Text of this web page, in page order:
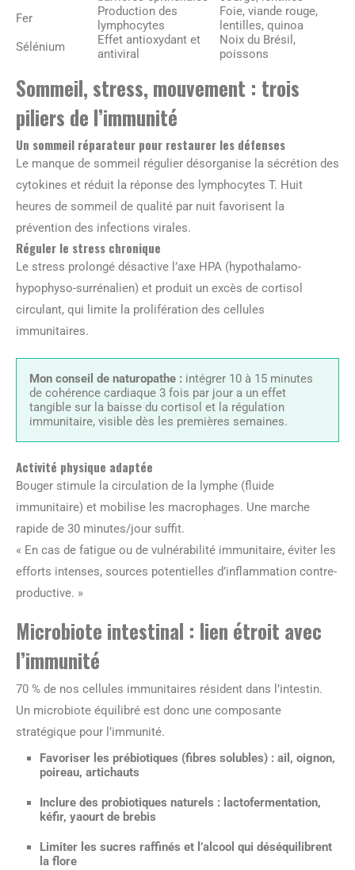
Fer
Production des
lymphocytes
Foie, viande rouge,
lentilles, quinoa
Sélénium
Effet antioxydant et
antiviral
Noix du Brésil,
poissons
Sommeil, stress, mouvement : trois
piliers de l’immunité
Un sommeil réparateur pour restaurer les défenses
Le manque de sommeil régulier désorganise la sécrétion des
cytokines et réduit la réponse des lymphocytes T. Huit
heures de sommeil de qualité par nuit favorisent la
prévention des infections virales.
Réguler le stress chronique
Le stress prolongé désactive l’axe HPA (hypothalamo-
hypophyso-surrénalien) et produit un excès de cortisol
circulant, qui limite la prolifération des cellules
immunitaires.
Mon conseil de naturopathe : intégrer 10 à 15 minutes
de cohérence cardiaque 3 fois par jour a un effet
tangible sur la baisse du cortisol et la régulation
immunitaire, visible dès les premières semaines.
Activité physique adaptée
Bouger stimule la circulation de la lymphe (fluide
immunitaire) et mobilise les macrophages. Une marche
rapide de 30 minutes/jour suffit.
« En cas de fatigue ou de vulnérabilité immunitaire, éviter les
efforts intenses, sources potentielles d’inflammation contre-
productive. »
Microbiote intestinal : lien étroit avec
l’immunité
70 % de nos cellules immunitaires résident dans l’intestin.
Un microbiote équilibré est donc une composante
stratégique pour l’immunité.
Favoriser les prébiotiques (fibres solubles) : ail, oignon,
poireau, artichauts
Inclure des probiotiques naturels : lactofermentation,
kéfir, yaourt de brebis
Limiter les sucres raffinés et l’alcool qui déséquilibrent
la flore